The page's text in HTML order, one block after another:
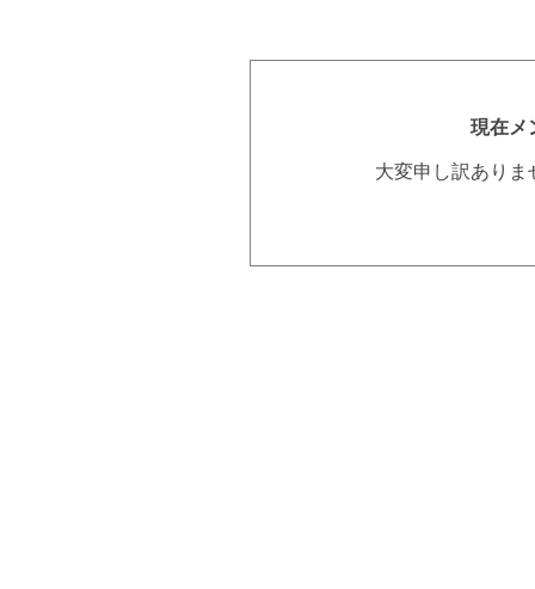
現在メ
大変申し訳あり